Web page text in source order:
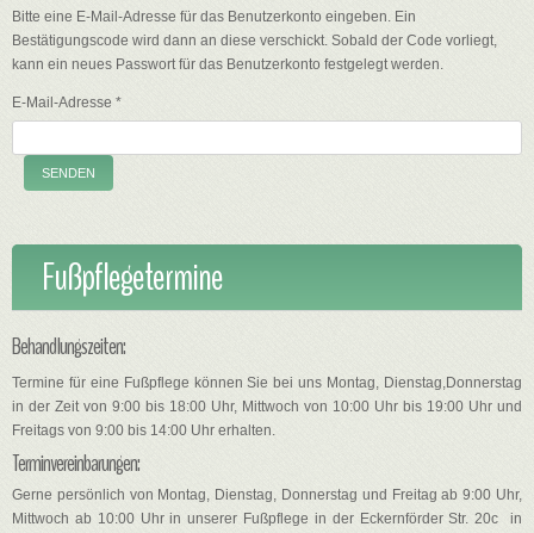
Bitte eine E-Mail-Adresse für das Benutzerkonto eingeben. Ein
Bestätigungscode wird dann an diese verschickt. Sobald der Code vorliegt,
kann ein neues Passwort für das Benutzerkonto festgelegt werden.
E-Mail-Adresse *
SENDEN
Fußpflegetermine
Behandlungszeiten:
Termine für eine Fußpflege können Sie bei uns Montag, Dienstag,Donnerstag
in der Zeit von 9:00 bis 18:00 Uhr, Mittwoch von 10:00 Uhr bis 19:00 Uhr und
Freitags von 9:00 bis 14:00 Uhr erhalten.
Terminvereinbarungen:
Gerne persönlich von Montag, Dienstag, Donnerstag und Freitag ab 9:00 Uhr,
Mittwoch ab 10:00 Uhr in unserer Fußpflege in der Eckernförder Str. 20c in